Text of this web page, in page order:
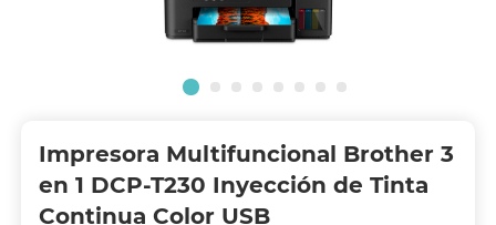
Impresora Multifuncional Brother 3
en 1 DCP-T230 Inyección de Tinta
Continua Color USB